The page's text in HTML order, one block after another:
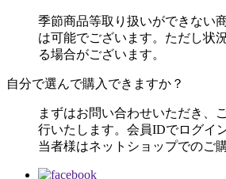
季節商品等取り扱いができない
は可能でございます。ただし状
る場合がございます。
自分で選んで購入できますか？
まずはお問い合わせいただき、
行いたします。会員IDでログイ
当者様はネットショップでのご